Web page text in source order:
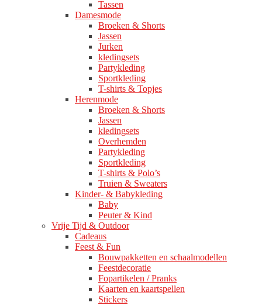
Tassen
Damesmode
Broeken & Shorts
Jassen
Jurken
kledingsets
Partykleding
Sportkleding
T-shirts & Topjes
Herenmode
Broeken & Shorts
Jassen
kledingsets
Overhemden
Partykleding
Sportkleding
T-shirts & Polo’s
Truien & Sweaters
Kinder- & Babykleding
Baby
Peuter & Kind
Vrije Tijd & Outdoor
Cadeaus
Feest & Fun
Bouwpakketten en schaalmodellen
Feestdecoratie
Fopartikelen / Pranks
Kaarten en kaartspellen
Stickers